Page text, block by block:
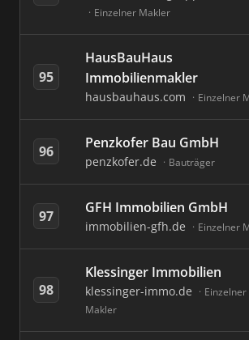
Einzelner Makler
95
HausBauHaus
Immobilienmakler
hausbauhaus.com Einzelner
96 Penzkofer Bau GmbH
penzkofer.de Bauträger
97 GFH Immobilien GmbH
immobilien-gfh.de Einzelner
98
Klessinger Immobilien
klessinger-immo.de
Einzelner
Makler